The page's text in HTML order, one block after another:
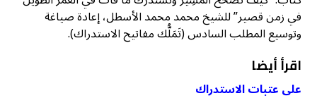
في زمن قصير” للشيخ محمد محمد الأسطل، إعادة صياغة
وتوسيع المطلب السادس (تَمَلُّك مفاتيح الاستدراك).
اقرأ أيضا
على عتبات الاستدراك